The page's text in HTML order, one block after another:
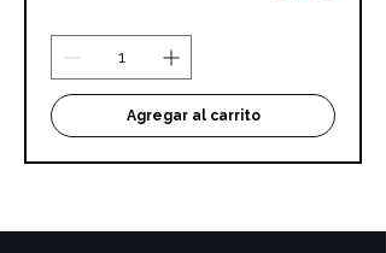
Agregar al carrito